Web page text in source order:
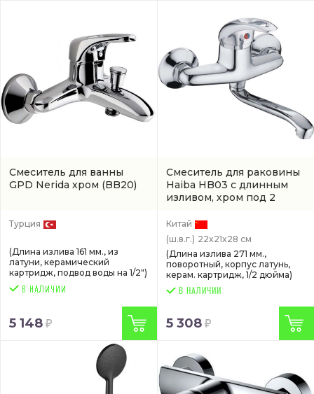
Смеситель для ванны
GPD Nerida хром (BB20)
Турция
(Длина излива 161 мм., из
латуни, керамический
картридж, подвод воды на 1/2")
5 148
Смеситель для раковины
Haiba HB03 с длинным
изливом, хром под 2
Китай
(ш.в.г.) 22x21x28 см
(Длина излива 271 мм.,
поворотный, корпус латунь,
керам. картридж, 1/2 дюйма)
В НАЛИЧИИ
5 308